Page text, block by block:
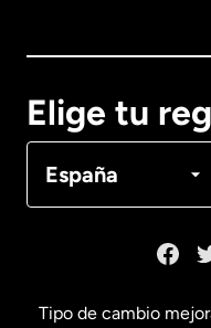
Elige tu
España
Tipo de cambio